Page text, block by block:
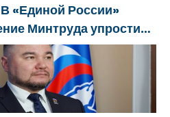
«Единой России»
Минтруда упростить
СВО получение